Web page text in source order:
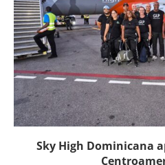
Sky High Dominicana